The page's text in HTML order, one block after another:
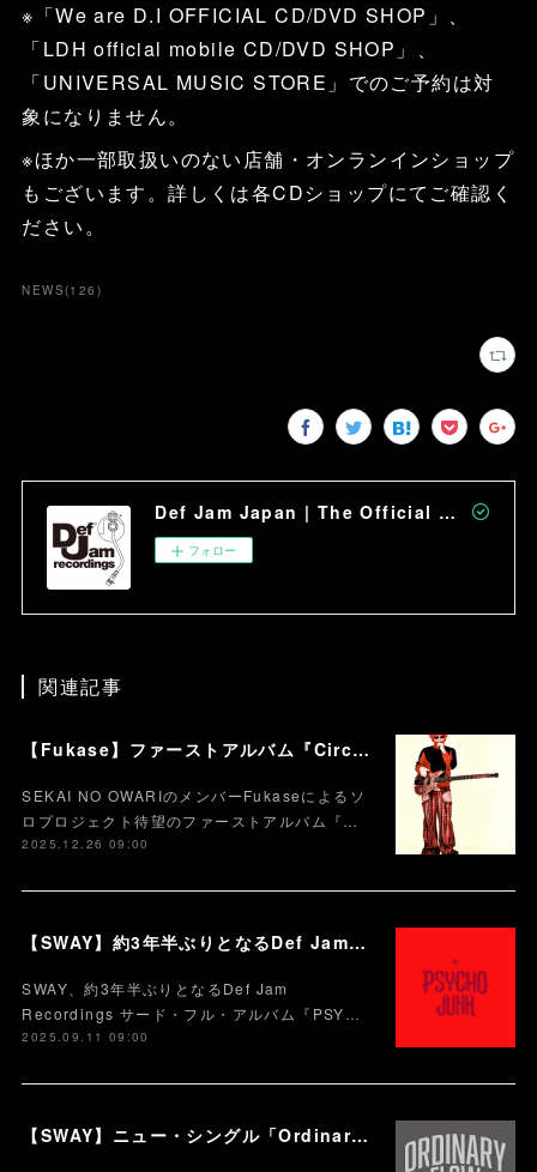
※「We are D.I OFFICIAL CD/DVD SHOP」、
「LDH official mobile CD/DVD SHOP」、
「UNIVERSAL MUSIC STORE」でのご予約は対
象になりません。
※ほか一部取扱いのない店舗・オンランインショップ
もございます。詳しくは各CDショップにてご確認く
ださい。
NEWS(126 )
Def Jam Japan | The Official Site
フォロー
関連記事
【Fukase】ファーストアルバム『Circusm』本日配信スタート！！！ CDパッケージの発売も決定！ 超豪華仕様のデラックス盤など5月にリリース！
SEKAI NO OWARIのメンバーFukaseによるソ
ロプロジェクト待望のファーストアルバム『…
2025.12.26 09:00
【SWAY】約3年半ぶりとなるDef Jam Recordingsからのサード・フル・アルバム『PSYCHO JUNK』、9月12日サプライズ・リリース。
SWAY、約3年半ぶりとなるDef Jam
Recordings サード・フル・アルバム『PSY…
2025.09.11 09:00
【SWAY】ニュー・シングル「Ordinary flow (feat.MIYACHI) 」を本日10月9日に配信スタート。 週末の休みまで頑張る社会人への応援ソング